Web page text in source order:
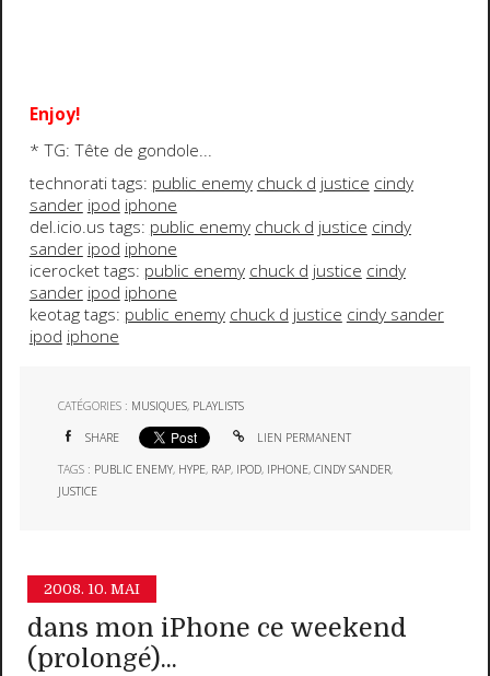
Enjoy!
* TG: Tête de gondole...
technorati tags: public enemy chuck d justice cindy
sander ipod iphone
del.icio.us tags: public enemy chuck d justice cindy
sander ipod iphone
icerocket tags: public enemy chuck d justice cindy
sander ipod iphone
keotag tags: public enemy chuck d justice cindy sander
ipod iphone
CATÉGORIES : MUSIQUES, PLAYLISTS
SHARE LIEN PERMANENT
TAGS : PUBLIC ENEMY, HYPE, RAP, IPOD, IPHONE,CINDY SANDER,
JUSTICE
2008. 10. MAI
dans mon iPhone ce weekend
(prolongé)...